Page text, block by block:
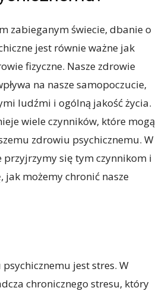
zabieganym świecie, dbanie o
jest równie ważne jak
fizyczne. Nasze zdrowie
na nasze samopoczucie,
ludźmi i ogólną jakość życia.
wiele czynników, które mogą
zdrowiu psychicznemu. W
się tym czynnikom i
jak możemy chronić nasze
jest stres. W
chronicznego stresu, który